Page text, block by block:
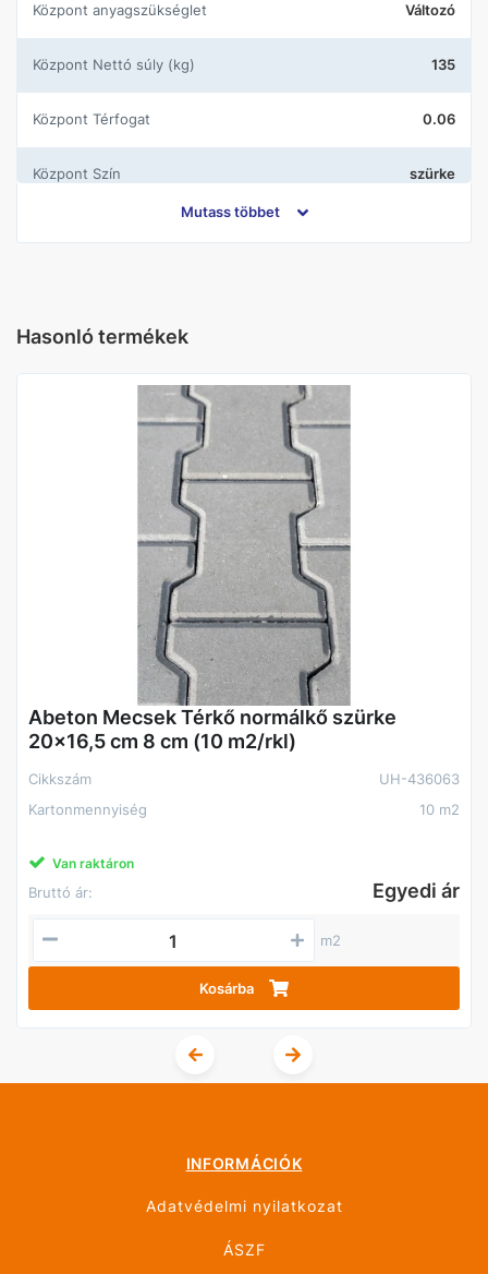
központ anyagszükséglet Változó
központ Nettó súly (kg) 135
központ Térfogat 0.06
központ Szín szürke
Mutass többet
Hasonló termékek
Abeton Mecsek Térkő normálkő szürke
20x16,5 cm 8 cm (10 m2/rkl)
Cikkszám
UH-436063
Kartonmennyiség
10 m2
Van raktáron
Bruttó ár: Egyedi ár
m2
Kosárba
INFORMÁCIÓK
Adatvédelmi nyilatkozat
ÁSZF